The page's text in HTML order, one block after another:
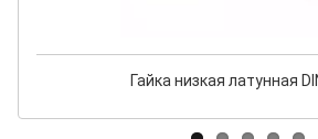
Гайка низкая латунная